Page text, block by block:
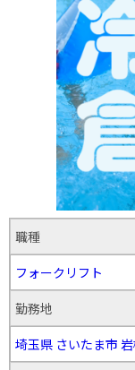
職種
フォークリフト
勤務地
埼玉県 さいたま市